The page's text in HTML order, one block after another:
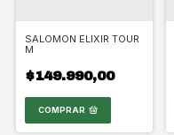
SALOMON ELIXIR TOUR
M
$149.990,00
COMPRAR